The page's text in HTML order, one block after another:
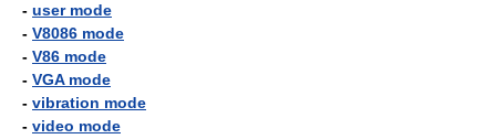
- user mode
- V8086 mode
- V86 mode
- VGA mode
- vibration mode
- video mode